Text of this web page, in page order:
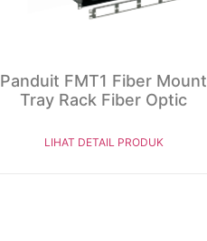
Panduit FMT1 Fiber Mount
Tray Rack Fiber Optic
LIHAT DETAIL PRODUK